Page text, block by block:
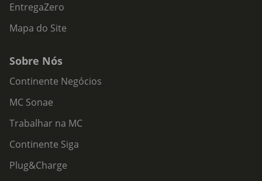
EntregaZero
Mapa do Site
Sobre Nós
Continente Negócios
MC Sonae
Trabalhar na MC
Continente Siga
Plug&Charge